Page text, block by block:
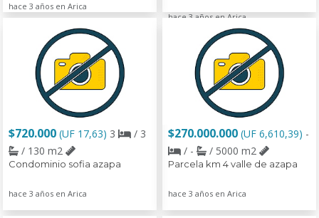
hace 3 años en Arica
hace 3 años en Arica
$720.000 (UF 17,63) 3
/ 3
/ 130 m2
Condominio sofia azapa
hace 3 años en Arica
$270.000.000 (UF 6,610,39) -
/ -
/ 5000 m2
Parcela km 4 valle de azapa
hace 3 años en Arica